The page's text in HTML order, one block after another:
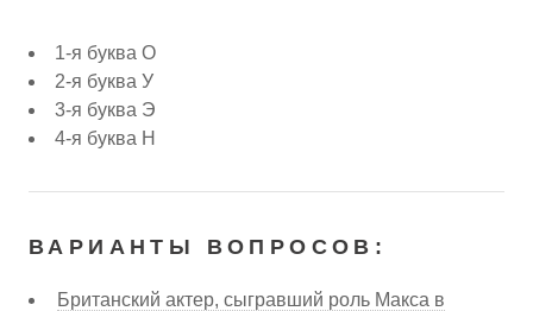
1-я буква О
2-я буква У
3-я буква Э
4-я буква Н
ВАРИАНТЫ ВОПРОСОВ:
Британский актер, сыгравший роль Макса в